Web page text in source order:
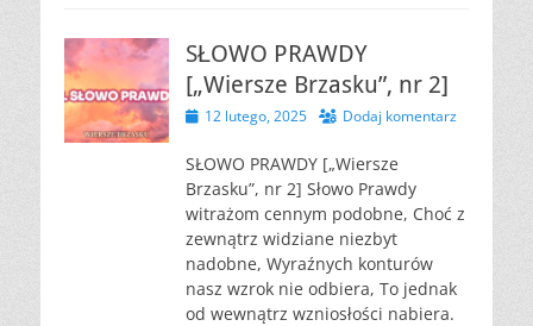
SŁOWO PRAWDY
[„Wiersze Brzasku”, nr 2]
Opublikowano
12 lutego, 2025 Dodaj komentarz
SŁOWO PRAWDY [„Wiersze
Brzasku”, nr 2] Słowo Prawdy
witrażom cennym podobne, Choć z
zewnątrz widziane niezbyt
nadobne, Wyraźnych konturów
nasz wzrok nie odbiera, To jednak
od wewnątrz wzniosłości nabiera.